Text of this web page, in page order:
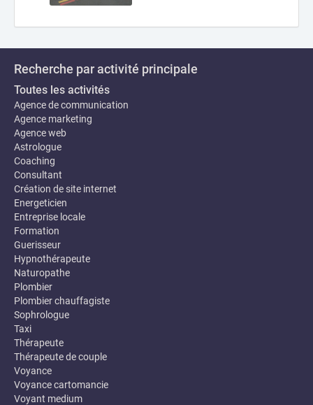
Recherche par activité principale
Toutes les activités
Agence de communication
Agence marketing
Agence web
Astrologue
Coaching
Consultant
Création de site internet
Energeticien
Entreprise locale
Formation
Guerisseur
Hypnothérapeute
Naturopathe
Plombier
Plombier chauffagiste
Sophrologue
Taxi
Thérapeute
Thérapeute de couple
Voyance
Voyance cartomancie
Voyant medium